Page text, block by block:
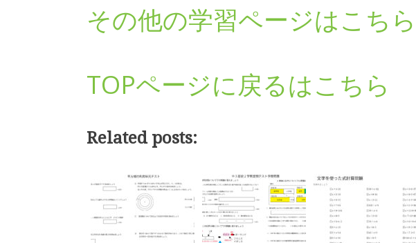
その他の学習ページはこちら
TOPページに戻るはこちら
Related posts: